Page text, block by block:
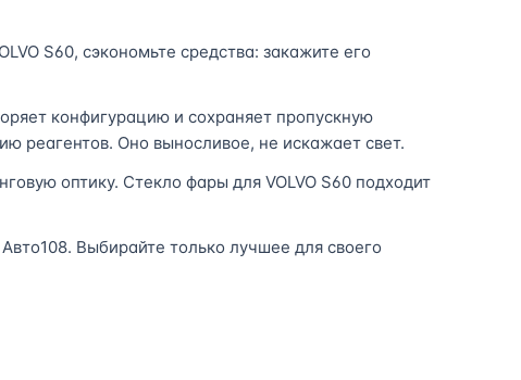
S60, сэкономьте средства: закажите его
конфигурацию и сохраняет пропускную
реагентов. Оно выносливое, не искажает свет.
оптику. Стекло фары для VOLVO S60 подходит
Выбирайте только лучшее для своего